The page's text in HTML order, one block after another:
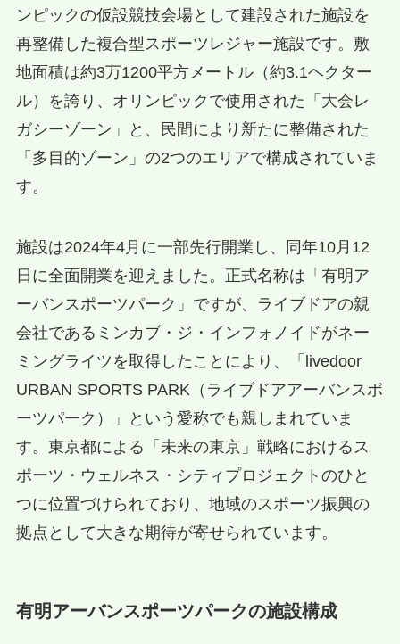
ンピックの仮設競技会場として建設された施設を
再整備した複合型スポーツレジャー施設です。敷
地面積は約3万1200平方メートル（約3.1ヘクター
ル）を誇り、オリンピックで使用された「大会レ
ガシーゾーン」と、民間により新たに整備された
「多目的ゾーン」の2つのエリアで構成されていま
す。
施設は2024年4月に一部先行開業し、同年10月12
日に全面開業を迎えました。正式名称は「有明ア
ーバンスポーツパーク」ですが、ライブドアの親
会社であるミンカブ・ジ・インフォノイドがネー
ミングライツを取得したことにより、「livedoor
URBAN SPORTS PARK（ライブドアアーバンスポ
ーツパーク）」という愛称でも親しまれていま
す。東京都による「未来の東京」戦略におけるス
ポーツ・ウェルネス・シティプロジェクトのひと
つに位置づけられており、地域のスポーツ振興の
拠点として大きな期待が寄せられています。
有明アーバンスポーツパークの施設構成